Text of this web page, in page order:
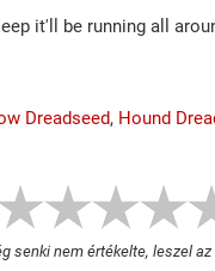
it'll be running all
Dreadseed, Hound
senki nem értékelte, leszel az